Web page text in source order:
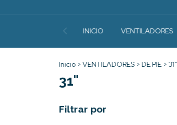
INICIO VENTILADORES
Inicio > VENTILADORES > DE PIE > 31"
31"
Filtrar por